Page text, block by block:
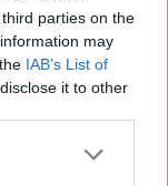
parties on the
may
IAB’s List of
it to other
or more Google